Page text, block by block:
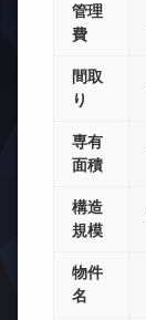
管理
費
間取
り
専有
面積
構造
規模
物件
名